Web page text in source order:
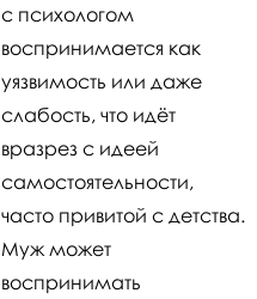
с психологом
воспринимается как
уязвимость или даже
слабость, что идёт
вразрез с идеей
самостоятельности,
часто привитой с детства.
Муж может
воспринимать